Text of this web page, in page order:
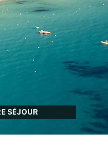
SÉJOUR